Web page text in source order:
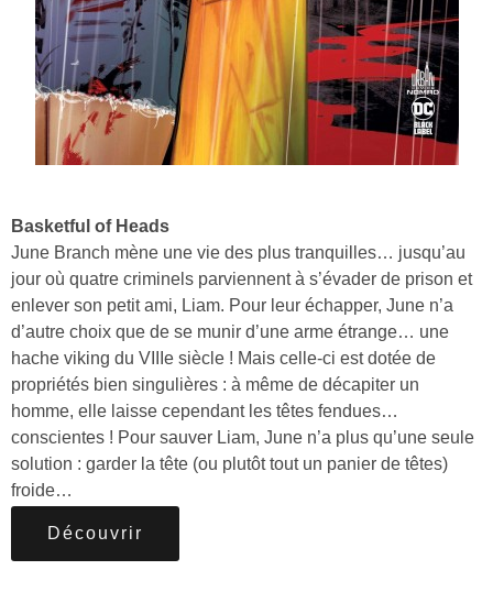
Basketful of Heads
June Branch mène une vie des plus tranquilles… jusqu’au
jour où quatre criminels parviennent à s’évader de prison et
enlever son petit ami, Liam. Pour leur échapper, June n’a
d’autre choix que de se munir d’une arme étrange… une
hache viking du VIIIe siècle ! Mais celle-ci est dotée de
propriétés bien singulières : à même de décapiter un
homme, elle laisse cependant les têtes fendues…
conscientes ! Pour sauver Liam, June n’a plus qu’une seule
solution : garder la tête (ou plutôt tout un panier de têtes)
froide…
Découvrir